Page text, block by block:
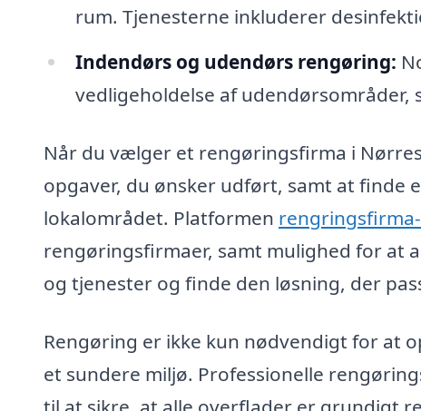
rum. Tjenesterne inkluderer
Indendørs og udendørs rengøring:
vedligeholdelse af udendørsområder,
Når du vælger et rengøringsfirma i
opgaver, du ønsker udført, samt at finde
lokalområdet. Platformen
rengøringsfirmaer, samt mulighed for at
og tjenester og finde den løsning, der
Rengøring er ikke kun nødvendigt for at
et sundere miljø. Professionelle